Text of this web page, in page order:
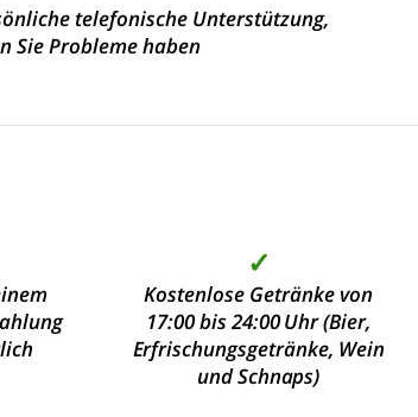
telefonische Unterstützung,
Sie Probleme haben
✓
Kostenlose Getränke von
17:00 bis 24:00 Uhr (Bier,
Erfrischungsgetränke, Wein
und Schnaps)